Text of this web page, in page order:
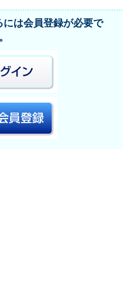
は会員登録が必要で